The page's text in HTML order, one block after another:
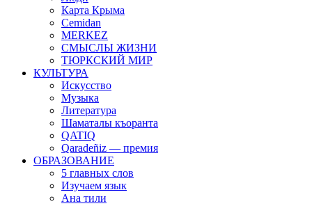
Карта Крыма
Cemidan
МERKEZ
СМЫСЛЫ ЖИЗНИ
ТЮРКСКИЙ МИР
КУЛЬТУРА
Искусство
Музыка
Литература
Шаматалы къоранта
QATIQ
Qaradeñiz — премия
ОБРАЗОВАНИЕ
5 главных слов
Изучаем язык
Ана тили